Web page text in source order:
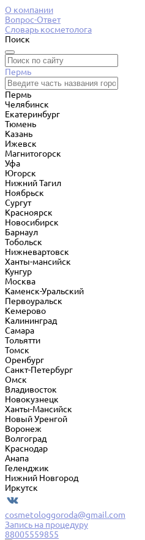
О компании
Вопрос-Ответ
Словарь косметолога
Поиск
Пермь
Пермь
Челябинск
Екатеринбург
Тюмень
Казань
Ижевск
Магнитогорск
Уфа
Югорск
Нижний Тагил
Ноябрьск
Сургут
Красноярск
Новосибирск
Барнаул
Тобольск
Нижневартовск
Ханты-мансийск
Кунгур
Москва
Каменск-Уральский
Первоуральск
Кемерово
Калининград
Самара
Тольятти
Томск
Оренбург
Санкт-Петербург
Омск
Владивосток
Новокузнецк
Ханты-Мансийск
Новый Уренгой
Воронеж
Волгоград
Краснодар
Анапа
Геленджик
Нижний Новгород
Иркутск
cosmetologgoroda@gmail.com
Запись на процедуру
88005559855